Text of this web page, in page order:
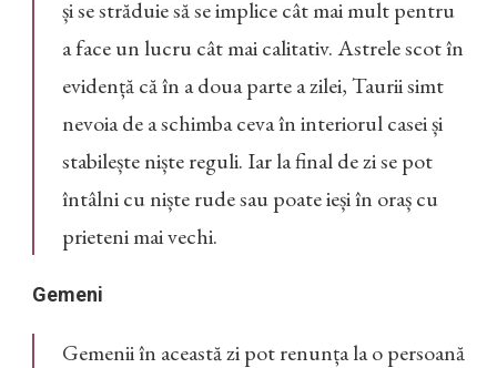
și se străduie să se implice cât mai mult pentru
a face un lucru cât mai calitativ. Astrele scot în
evidență că în a doua parte a zilei, Taurii simt
nevoia de a schimba ceva în interiorul casei și
stabilește niște reguli. Iar la final de zi se pot
întâlni cu niște rude sau poate ieși în oraș cu
prieteni mai vechi.
Gemeni
Gemenii în această zi pot renunța la o persoană